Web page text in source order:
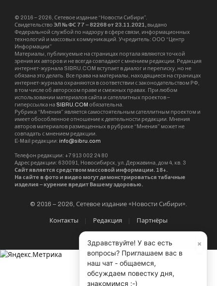
© 2016 – 2026, Сетевое издание “Новости Сибири”.
Свидетельство ЭЛ № ФС 77 – 82268 от 23.11.2021, выдано
Федеральной службой по надзору в сфере связи, информационных
технологий и массовых коммуникаций. Учредитель: ООО “Центр
Информации”
Материалы, публикуемые на страницах портала являются точкой
зрения их авторов и не всегда совпадают с мнением редакции. Редакция
интернет-журнала SIBRU.COM вступает в диалог и переписку, но не
обязана это делать. Все права на материалы, находящиеся на страницах
интернет-журнала охраняются в соответствии с законодательством РФ,
в том числе об авторском праве и смежных правах. При любом
использовании материалов сайта и сателлитных проектов –
гиперссылка на SIBRU.COM обязательна.
Рубрика “Мнения” является самостоятельным сателлитным проектом и
имеет обособленное отношение к деятельности редакции. Мнения
авторов материалов размещенных в рубрике “Мнения” может не
совпадать с мнением редакции.
E-Mail редакции: info@sibru.com
Телефон редакции: +7 913 002 24 80
Адрес редакции: 630091, Новосибирск, ул. Державина, дом 4, кв. 3
Сайт является средством массовой информации. 18+.
На сайте в фото и видео могут демонстрироваться табачные
изделия – курение вредит Вашему здоровью.
© 2016 – 2026, Сетевое издание «Новости Сибири».
Контакты Редакция Партнёры
×
Здравствуйте! У вас есть
вопросы? Приглашаем вас в
наш чат - общаемся,
обсуждаем повестку дня,
знакомимся ;-)